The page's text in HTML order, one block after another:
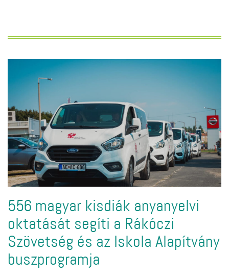
556 magyar kisdiák anyanyelvi
oktatását segíti a Rákóczi
Szövetség és az Iskola Alapítvány
buszprogramja